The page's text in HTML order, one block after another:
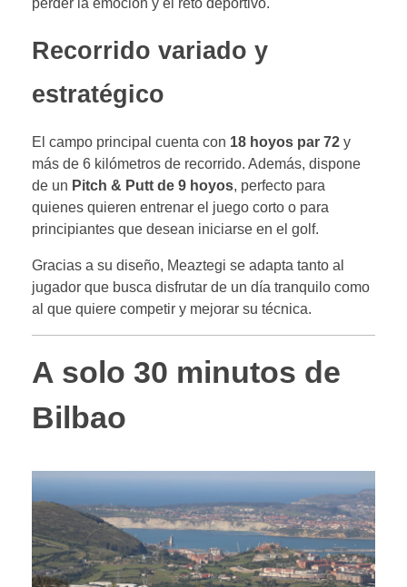
perder la emoción y el reto deportivo.
Recorrido variado y
estratégico
El campo principal cuenta con 18 hoyos par 72 y
más de 6 kilómetros de recorrido. Además, dispone
de un Pitch & Putt de 9 hoyos, perfecto para
quienes quieren entrenar el juego corto o para
principiantes que desean iniciarse en el golf.
Gracias a su diseño, Meaztegi se adapta tanto al
jugador que busca disfrutar de un día tranquilo como
al que quiere competir y mejorar su técnica.
A solo 30 minutos de
Bilbao